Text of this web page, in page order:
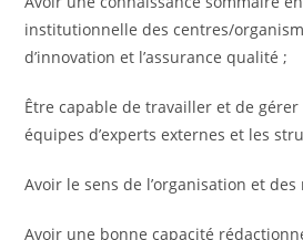
institutionnelle des centres/
d’innovation et l’assurance qualité ;
Être capable de travailler et de
équipes d’experts externes et les
Avoir le sens de l’organisation et
Avoir une bonne capacité